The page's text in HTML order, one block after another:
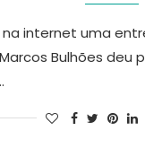
na internet uma
Bulhões deu